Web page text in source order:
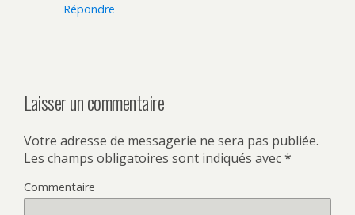
Répondre
Laisser un commentaire
Votre adresse de messagerie ne sera pas publiée.
Les champs obligatoires sont indiqués avec*
Commentaire